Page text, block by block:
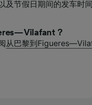
及节假日期间的发车时
？
从巴黎到